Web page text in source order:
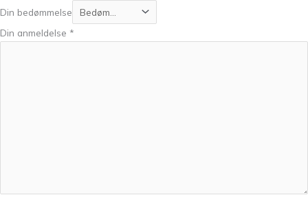
Din bedømmelse
Din anmeldelse *